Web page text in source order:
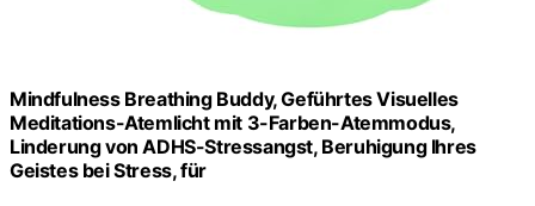
Mindfulness Breathing Buddy, Geführtes Visuelles
Meditations-Atemlicht mit 3-Farben-Atemmodus,
Linderung von ADHS-Stressangst, Beruhigung Ihres
Geistes bei Stress, für